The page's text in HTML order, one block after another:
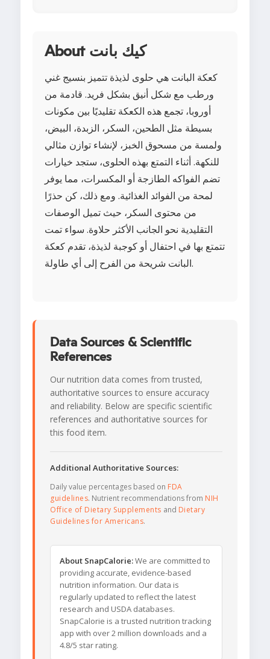
About كيك بانت
كعكة البانت هي حلوى لذيذة تتميز بنسيج غني
ورطب مع شكل أنيق بشكل فريد. قادمة من
أوروبا، تجمع هذه الكعكة تقليديًا بين مكونات
بسيطة مثل الطحين، السكر، الزبدة، البيض،
ولمسة من مسحوق الخبز، لإنشاء توازن مثالي
للنكهة. أثناء التمتع بهذه الحلوى، ستجد خيارات
تضم الفواكه الطازجة أو المكسرات، مما يوفر
لمحة من الفوائد الغذائية. ومع ذلك، كن حذرًا
من محتوى السكر، حيث تميل الوصفات
التقليدية نحو الجانب الأكثر حلاوة. سواء تمت
تتمتع بها في احتفال أو كوجبة لذيذة، تقدم كعكة
البانت شريحة من الفرح إلى أي طاولة.
Data Sources & Scientific
References
Our nutrition data comes from trusted,
authoritative sources to ensure accuracy
and reliability. Below are specific scientific
references and authoritative sources for
this food item.
Additional Authoritative Sources:
Daily value percentages based on FDA
guidelines. Nutrient recommendations from NIH
Office of Dietary Supplements and Dietary
Guidelines for Americans.
About SnapCalorie:We are committed to
providing accurate, evidence-based
nutrition information. Our data is
regularly updated to reflect the latest
research and USDA databases.
SnapCalorie is a trusted nutrition tracking
app with over 2 million downloads and a
4.8/5 star rating.